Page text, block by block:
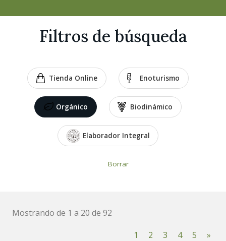
Filtros de búsqueda
Tienda Online Enoturismo
Orgánico Biodinámico
Elaborador Integral
Borrar
Mostrando de 1 a 20 de 92
1
2 3 4 5 »